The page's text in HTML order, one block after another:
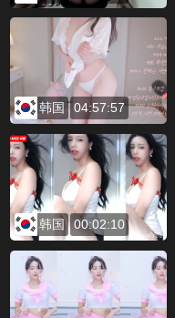
韩国 04:57:57
韩国 00:02:10